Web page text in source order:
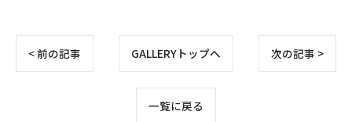
< 前の記事 GALLERYトップへ 次の記事 >
一覧に戻る